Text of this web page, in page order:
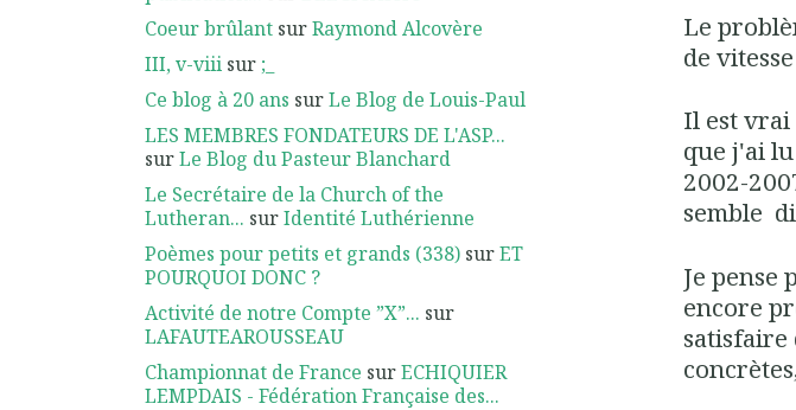
Coeur brûlant surRaymond Alcovère
III, v-viii sur ;_
Ce blog à 20 ans surLe Blog de Louis-Paul
LES MEMBRES FONDATEURS DE L'ASP...
surLe Blog du Pasteur Blanchard
Le Secrétaire de la Church of the
Lutheran... surIdentité Luthérienne
Poèmes pour petits et grands (338) surET
POURQUOI DONC ?
Activité de notre Compte ”X”... sur
LAFAUTEAROUSSEAU
Championnat de France surECHIQUIER
LEMPDAIS - Fédération Française des...
Le
de
Il est vrai
que j'ai
2002-
semble
Je pense
encore
satisfaire